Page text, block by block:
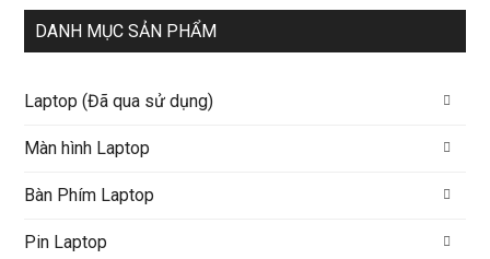
DANH MỤC SẢN PHẨM
Laptop (Đã qua sử dụng)
Màn hình Laptop
Bàn Phím Laptop
Pin Laptop